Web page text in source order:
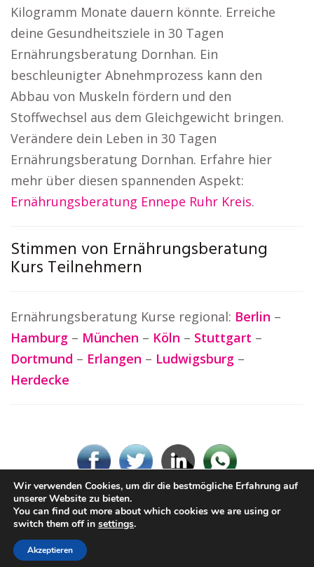
Kilogramm Monate dauern könnte. Erreiche
deine Gesundheitsziele in 30 Tagen
Ernährungsberatung Dornhan. Ein
beschleunigter Abnehmprozess kann den
Abbau von Muskeln fördern und den
Stoffwechsel aus dem Gleichgewicht bringen.
Verändere dein Leben in 30 Tagen
Ernährungsberatung Dornhan. Erfahre hier
mehr über diesen spannenden Aspekt:
Ernährungsberatung Ennepe Ruhr Kreis.
Stimmen von Ernährungsberatung
Kurs Teilnehmern
Ernährungsberatung Kurse regional: Berlin –
Hamburg – München – Köln – Stuttgart –
Dortmund – Erlangen – Ludwigsburg –
Herdecke
© Ernaehrungsberatung.rocks
Impressum / Datenschutz
Wir verwenden Cookies, um dir die bestmögliche Erfahrung auf
unserer Website zu bieten.
You can find out more about which cookies we are using or
switch them off in settings.
Akzeptieren